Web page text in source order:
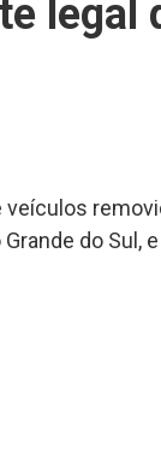
legal
veículos
do Sul,